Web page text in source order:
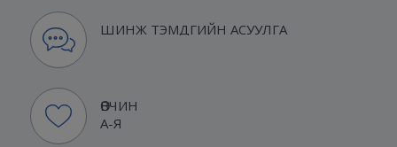
ШИНЖ ТЭМДГИЙН АСУУЛГА
ӨВЧИН
А-Я